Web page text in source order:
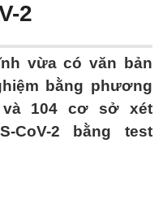
2
vừa có văn bản
bằng phương
và 104 cơ sở xét
CoV-2 bằng test